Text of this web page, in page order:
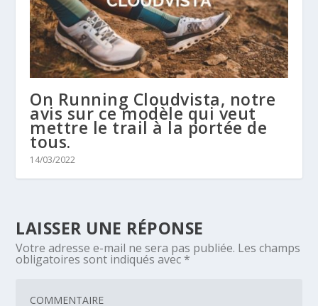
On Running Cloudvista, notre
avis sur ce modèle qui veut
mettre le trail à la portée de
tous.
14/03/2022
LAISSER UNE RÉPONSE
Votre adresse e-mail ne sera pas publiée. Les champs
obligatoires sont indiqués avec *